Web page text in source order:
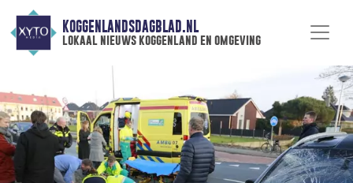
KOGGENLANDSDAGBLAD.NL
lokaal nieuws koggenland en omgeving